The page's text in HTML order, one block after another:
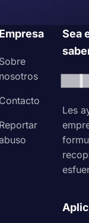
Empresa
Sobre
nosotros
Contacto
Reportar
Sea
Les